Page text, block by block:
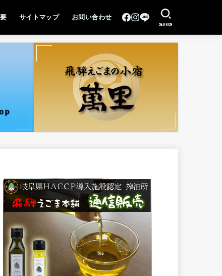
方針
康経営宣言企業
サイトマップ お問い合わせ
SEARCH